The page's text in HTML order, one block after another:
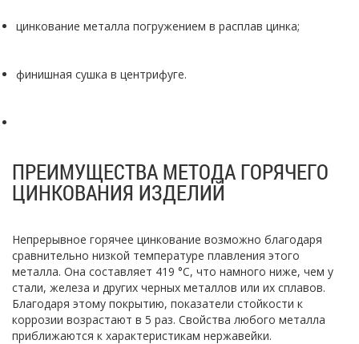
цинкование металла погружением в расплав цинка;
финишная сушка в центрифуге.
ПРЕИМУЩЕСТВА МЕТОДА ГОРЯЧЕГО
ЦИНКОВАНИЯ ИЗДЕЛИЙ
Непрерывное горячее цинкование возможно благодаря
сравнительно низкой температуре плавления этого
металла. Она составляет 419 °C, что намного ниже, чем у
стали, железа и других черных металлов или их сплавов.
Благодаря этому покрытию, показатели стойкости к
коррозии возрастают в 5 раз. Свойства любого металла
приближаются к характеристикам нержавейки.